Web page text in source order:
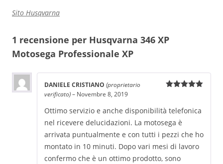
Sito Husqvarna
1 recensione per Husqvarna 346 XP
Motosega Professionale XP
DANIELE CRISTIANO (proprietario
verificato) – Novembre 8, 2019
Ottimo servizio e anche disponibilità telefonica
nel ricevere delucidazioni. La motosega è
arrivata puntualmente e con tutti i pezzi che ho
montato in 10 minuti. Dopo vari mesi di lavoro
confermo che è un ottimo prodotto, sono